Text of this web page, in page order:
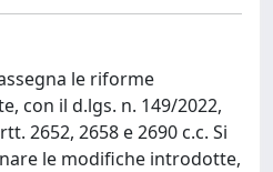
le riforme
con il d.lgs. n. 149/2022,
2652, 2658 e 2690 c.c. Si
le modifiche introdotte,